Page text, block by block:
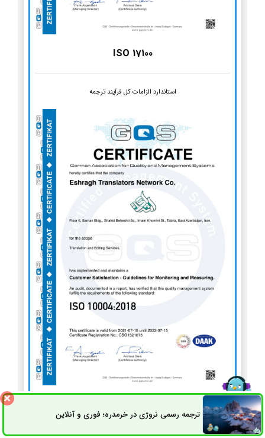
ISO 17100
استاندارد الزامات کل فرآیند ترجمه
ترجمه رسمی نروژی در خرمدره؛ فوری و آنلاینثبت سفارش راه های ارتباطی